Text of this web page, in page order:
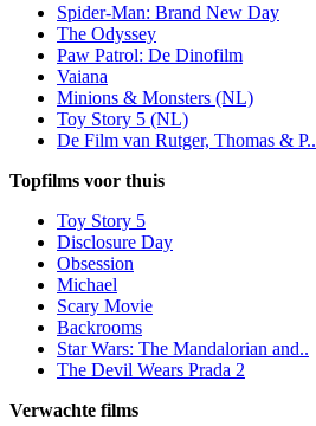
Spider-Man: Brand New Day
The Odyssey
Paw Patrol: De Dinofilm
Vaiana
Minions & Monsters (NL)
Toy Story 5 (NL)
De Film van Rutger, Thomas & P..
Topfilms voor thuis
Toy Story 5
Disclosure Day
Obsession
Michael
Scary Movie
Backrooms
Star Wars: The Mandalorian and..
The Devil Wears Prada 2
Verwachte films